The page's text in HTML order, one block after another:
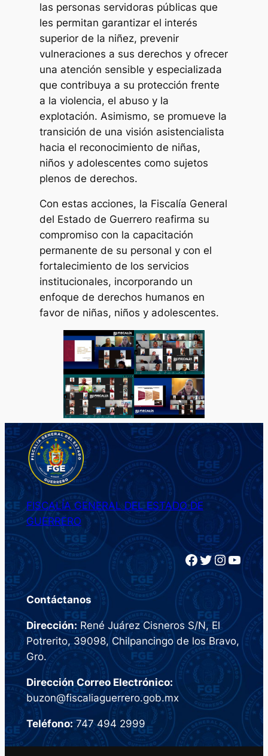
las personas servidoras públicas que
les permitan garantizar el interés
superior de la niñez, prevenir
vulneraciones a sus derechos y ofrecer
una atención sensible y especializada
que contribuya a su protección frente
a la violencia, el abuso y la
explotación. Asimismo, se promueve la
transición de una visión asistencialista
hacia el reconocimiento de niñas,
niños y adolescentes como sujetos
plenos de derechos.
Con estas acciones, la Fiscalía General
del Estado de Guerrero reafirma su
compromiso con la capacitación
permanente de su personal y con el
fortalecimiento de los servicios
institucionales, incorporando un
enfoque de derechos humanos en
favor de niñas, niños y adolescentes.
FISCALÍA GENERAL DEL ESTADO DE
GUERRERO
Facebook Twitter InstagramYouTube
Contáctanos
Dirección: René Juárez Cisneros S/N, El
Potrerito, 39098, Chilpancingo de los Bravo,
Gro.
Dirección Correo Electrónico:
buzon@fiscaliaguerrero.gob.mx
Teléfono:747 494 2999